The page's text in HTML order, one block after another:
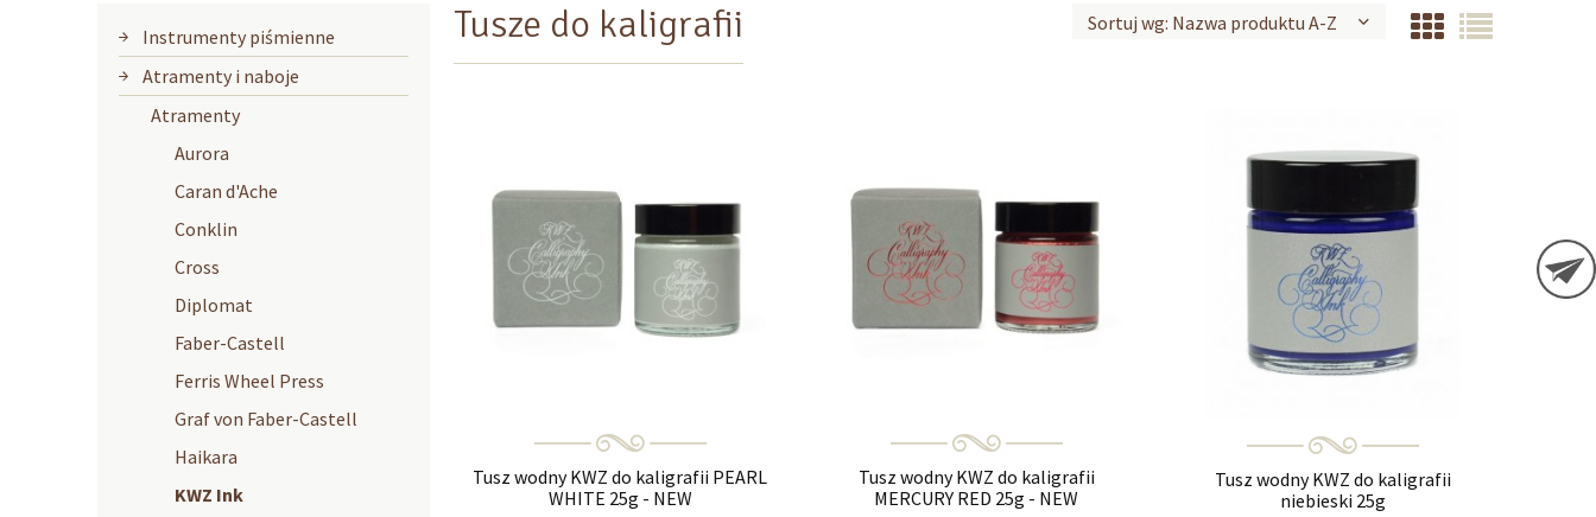
Instrumenty piśmienne
Atramenty i naboje
Atramenty
Aurora
Caran d'Ache
Conklin
Cross
Diplomat
Faber-Castell
Ferris Wheel Press
Graf von Faber-Castell
Haikara
KWZ Ink
Tusze do kaligrafii Sortuj wg: Nazwa produktu A-Z
Tusz wodny KWZ do kaligrafii PEARL
WHITE 25g - NEW
Tusz wodny KWZ do kaligrafii
MERCURY RED 25g - NEW
Tusz wodny KWZ do kaligrafii
niebieski 25g